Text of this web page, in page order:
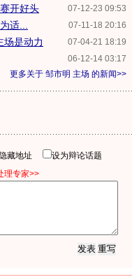
07-12-23 09:53
开好头
07-11-18 20:16
适...
07-04-21 18:19
场是动力
06-12-14 03:17
更多关于 邹市明 主场 的新闻>>
藏地址
设为辩论话题
理专家>>